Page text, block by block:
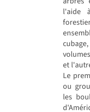
l'aide
et
Le
ou
les